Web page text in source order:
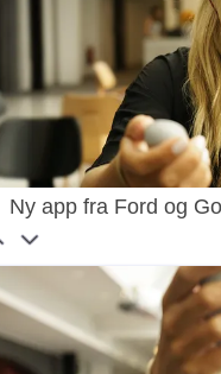
Ny app fra Ford og